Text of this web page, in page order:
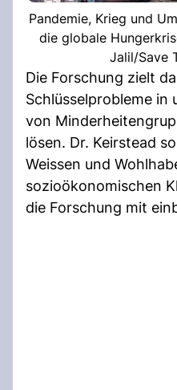
Pandemie, Krieg und
die globale
Jalil/Save
Die Forschung zielt
Schlüsselprobleme in
von
lösen. Dr. Keirstead
Weissen und
sozioökonomischen
die Forschung mit